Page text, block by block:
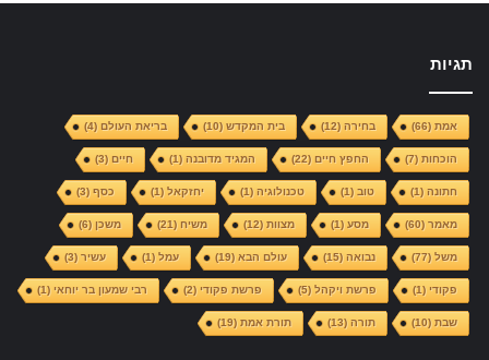
תגיות
אמת(66) בחירה(12) בית המקדש(10) בריאת העולם(4)
הוכחות(7) החפץ חיים(22) המגיד מדובנה(1) חיים(3)
חתונה(1) טוב(1) טכנולוגיה(1) יחזקאל(1) כסף(3)
מאמר(60) מסע(1) מצוות(12) משיח(21) משכן(6)
משל(77) נבואה(15) עולם הבא(19) עמל(1) עשיר(3)
פקודי (1) פרשת ויקהל(5) פרשת פקודי (2) רבי שמעון בר יוחאי (1)
שבת(10) תורה(13) תורת אמת(19)